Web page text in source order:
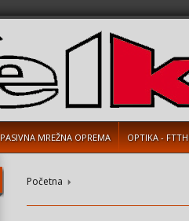
PASIVNA MREŽNA OPREMA OPTIKA - FTTH
Početna